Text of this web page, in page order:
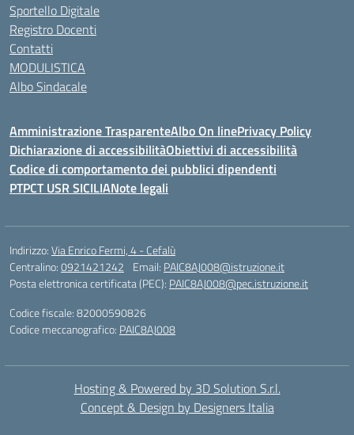
Sportello Digitale
Registro Docenti
Contatti
MODULISTICA
Albo Sindacale
Amministrazione TrasparenteAlbo On linePrivacy Policy
Dichiarazione di accessibilitàObiettivi di accessibilità
Codice di comportamento dei pubblici dipendenti
PTPCT USR SICILIANote legali
Indirizzo:Via Enrico Fermi, 4 - Cefalù
Centralino:0921421242 Email: PAIC8AJ008@istruzione.it
Posta elettronica certificata (PEC): PAIC8AJ008@pec.istruzione.it
Codice fiscale: 82000590826
Codice meccanografico: PAIC8AJ008
Hosting & Powered by 3D Solution S.r.l.
Concept & Design by Designers Italia